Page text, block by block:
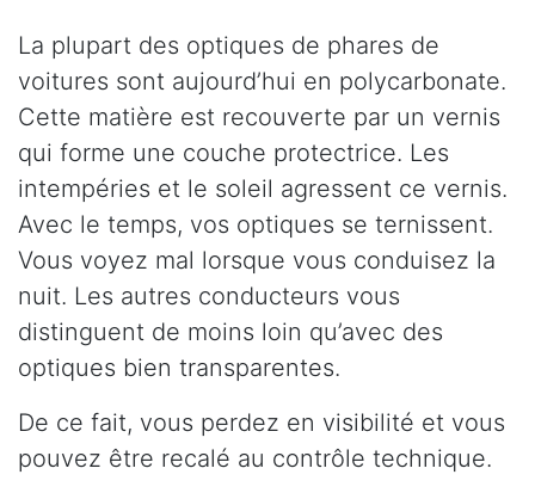
La plupart des optiques de phares de
voitures sont aujourd’hui en polycarbonate.
Cette matière est recouverte par un vernis
qui forme une couche protectrice. Les
intempéries et le soleil agressent ce vernis.
Avec le temps, vos optiques se ternissent.
Vous voyez mal lorsque vous conduisez la
nuit. Les autres conducteurs vous
distinguent de moins loin qu’avec des
optiques bien transparentes.
De ce fait, vous perdez en visibilité et vous
pouvez être recalé au contrôle technique.